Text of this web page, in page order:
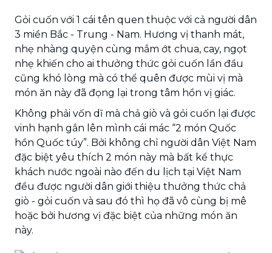
Gỏi cuốn với 1 cái tên quen thuộc với cả người dân
3 miền Bắc - Trung - Nam. Hương vị thanh mát,
nhẹ nhàng quyện cùng mắm ớt chua, cay, ngọt
nhẹ khiến cho ai thưởng thức gỏi cuốn lần đầu
cũng khó lòng mà có thể quên được mùi vị mà
món ăn này đã đọng lại trong tâm hồn vị giác.
Không phải vốn dĩ mà chả giò và gỏi cuốn lại được
vinh hạnh gắn lên mình cái mác “2 món Quốc
hồn Quốc túy”. Bởi không chỉ người dân Việt Nam
đặc biệt yêu thích 2 món này mà bất kể thực
khách nước ngoài nào đến du lịch tại Việt Nam
đều được người dân giới thiệu thưởng thức chả
giò - gỏi cuốn và sau đó thì họ đã vô cùng bị mê
hoặc bởi hương vị đặc biệt của những món ăn
này.